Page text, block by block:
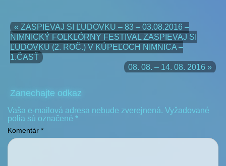
« ZASPIEVAJ SI ĽUDOVKU – 83 – 03.08.2016 –
NIMNICKÝ FOLKLÓRNY FESTIVAL ZASPIEVAJ SI
ĽUDOVKU (2. ROČ.) V KÚPEĽOCH NIMNICA –
1.ČASŤ
08. 08. – 14. 08. 2016 »
Zanechajte odkaz
Vaša e-mailová adresa nebude zverejnená. Vyžadované
polia sú označené *
Komentár *